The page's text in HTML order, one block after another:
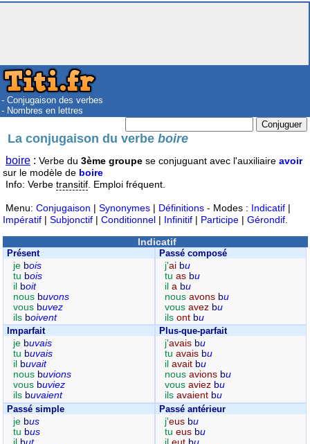
- Conjugaison des verbes
- Nombres en lettres
La conjugaison du verbeboire
boire : Verbe du 3ème groupe se conjuguant avec l'auxiliaire avoir
sur le modèle de boire
Info: Verbe transitif . Emploi fréquent.
Menu: Conjugaison | Synonymes | Définitions - Modes : Indicatif |
Impératif | Subjonctif | Conditionnel | Infinitif | Participe | Gérondif
Indicatif
Présent
je bois
tu bois
il boit
nous buvons
vous buvez
ils boivent
Passé composé
j'ai bu
tuas bu
ila bu
nousavons bu
vousavez bu
ilsont bu
Imparfait
je buvais
tu buvais
il buvait
nous buvions
vous buviez
ils buvaient
Plus-que-parfait
j'avais bu
tuavais bu
ilavait bu
nousavions bu
vousaviez bu
ilsavaient bu
Passé simple
je bus
tu bus
Passé antérieur
j'eus bu
tueus bu